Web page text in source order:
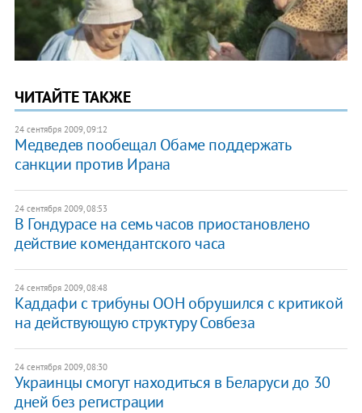
ЧИТАЙТЕ ТАКЖЕ
24 сентября 2009, 09:12
Медведев пообещал Обаме поддержать
санкции против Ирана
24 сентября 2009, 08:53
В Гондурасе на семь часов приостановлено
действие комендантского часа
24 сентября 2009, 08:48
Каддафи с трибуны ООН обрушился с критикой
на действующую структуру Совбеза
24 сентября 2009, 08:30
Украинцы смогут находиться в Беларуси до 30
дней без регистрации